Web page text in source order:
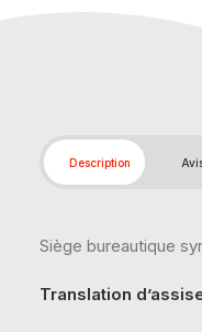
Description
Siège bureautique
Translation